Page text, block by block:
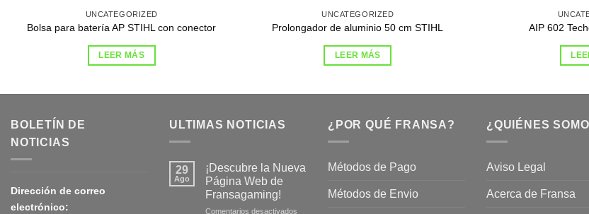
UNCATEGORIZED
Bolsa para batería AP STIHL con conector
LEER MÁS
UNCATEGORIZED
Prolongador de aluminio 50 cm STIHL
LEER MÁS
AIP 602
BOLETÍN DE
NOTICIAS
Dirección de correo
electrónico:
ULTIMAS NOTICIAS
29
Ago
¡Descubre la Nueva
Página Web de
Fransagaming!
Comentarios desactivados
¿POR QUÉ FRANSA?
Métodos de Pago
Métodos de Envio
¿QUIÉNES
Aviso Legal
Acerca de Fransa